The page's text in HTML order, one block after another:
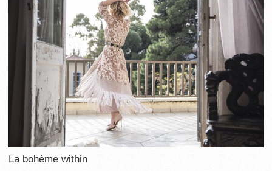
La bohème within